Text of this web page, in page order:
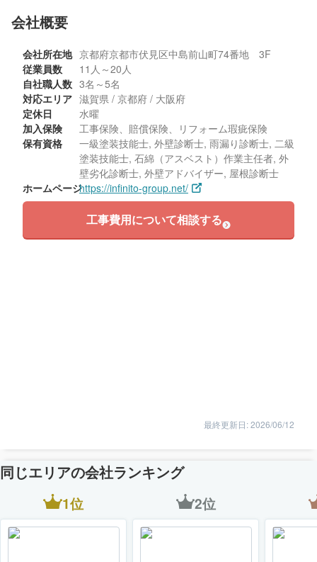
会社概要
会社所在地 京都府京都市伏見区中島前山町74番地 3F
従業員数
11人～20人
自社職人数 3名～5名
対応エリア 滋賀県 / 京都府 / 大阪府
定休日
水曜
加入保険
工事保険、賠償保険、リフォーム瑕疵保険
保有資格
一級塗装技能士, 外壁診断士, 雨漏り診断士, 二級
塗装技能士, 石綿（アスベスト）作業主任者, 外
壁劣化診断士, 外壁アドバイザー, 屋根診断士
ホームページhttps://infinito-group.net/
工事費用について相談する
最終更新日: 2026/06/12
同じエリアの会社ランキング
1位 2位